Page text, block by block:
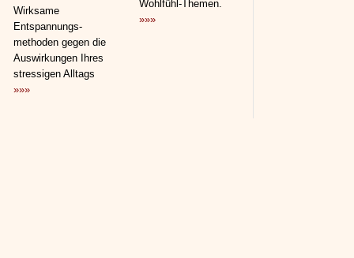
Wirksame
Entspannungs­
methoden gegen die
Auswirkungen Ihres
stressigen Alltags
»»»
Wohlfühl-Themen.
»»»